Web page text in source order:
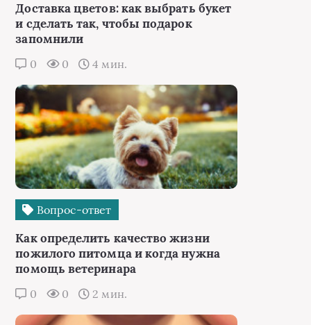
Доставка цветов: как выбрать букет
и сделать так, чтобы подарок
запомнили
0 0 4 мин.
Вопрос-ответ
Как определить качество жизни
пожилого питомца и когда нужна
помощь ветеринара
0 0 2 мин.